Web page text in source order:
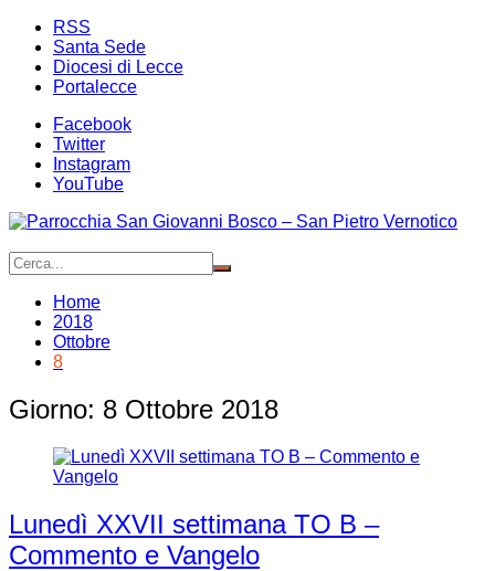
Salta
contenuto
RSS
Santa Sede
Diocesi di Lecce
Portalecce
Facebook
Twitter
Instagram
YouTube
Home
2018
Ottobre
8
Giorno: 8 Ottobre 2018
Lunedì XXVII settimana TO B –
Commento e Vangelo